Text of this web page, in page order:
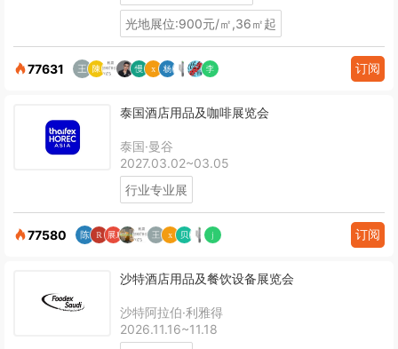
光地展位:900元/㎡,36㎡起
77631 订阅
泰国酒店用品及咖啡展览会
泰国·曼谷
2027.03.02~03.05
行业专业展
77580 订阅
沙特酒店用品及餐饮设备展览会
沙特阿拉伯·利雅得
2026.11.16~11.18